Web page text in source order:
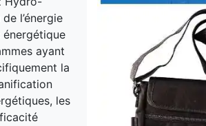
l’énergie
ayant
la
les